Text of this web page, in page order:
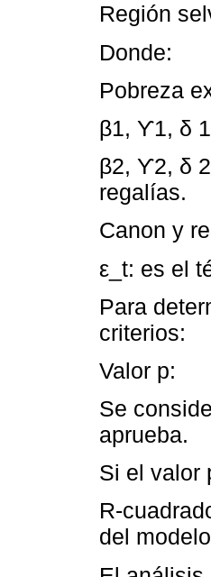
Región
Donde:
Pobreza
β1, Ƴ1, δ
β2, Ƴ2, δ
regalías.
Canon y
ε_t: es el
Para
criterios:
Valor p:
Se
aprueba.
Si el valor
R-
del